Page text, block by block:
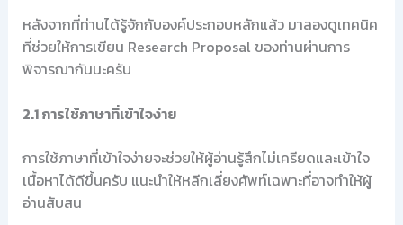
หลังจากที่ท่านได้รู้จักกับองค์ประกอบหลักแล้ว มาลองดูเทคนิค
ที่ช่วยให้การเขียน Research Proposal ของท่านผ่านการ
พิจารณากันนะครับ
2.1 การใช้ภาษาที่เข้าใจง่าย
การใช้ภาษาที่เข้าใจง่ายจะช่วยให้ผู้อ่านรู้สึกไม่เครียดและเข้าใจ
เนื้อหาได้ดีขึ้นครับ แนะนำให้หลีกเลี่ยงศัพท์เฉพาะที่อาจทำให้ผู้
อ่านสับสน